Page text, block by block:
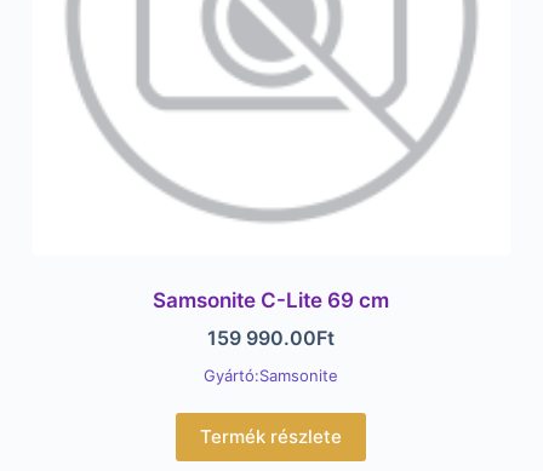
Samsonite C-Lite 69 cm
159 990.00Ft
Gyártó:Samsonite
Termék részlete